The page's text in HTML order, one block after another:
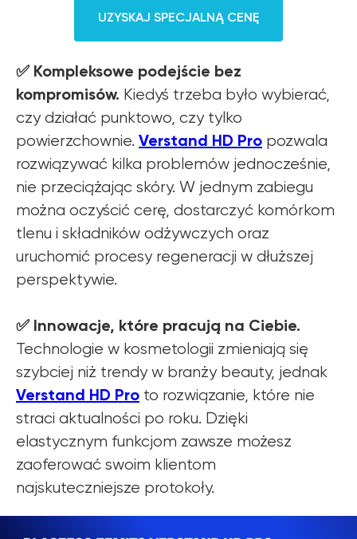
UZYSKAJ SPECJALNĄ CENĘ
✅ Kompleksowe podejście bez
kompromisów. Kiedyś trzeba było wybierać,
czy działać punktowo, czy tylko
powierzchownie. Verstand HD Pro pozwala
rozwiązywać kilka problemów jednocześnie,
nie przeciążając skóry. W jednym zabiegu
można oczyścić cerę, dostarczyć komórkom
tlenu i składników odżywczych oraz
uruchomić procesy regeneracji w dłuższej
perspektywie.
✅ Innowacje, które pracują na Ciebie.
Technologie w kosmetologii zmieniają się
szybciej niż trendy w branży beauty, jednak
Verstand HD Pro to rozwiązanie, które nie
straci aktualności po roku. Dzięki
elastycznym funkcjom zawsze możesz
zaoferować swoim klientom
najskuteczniejsze protokoły.